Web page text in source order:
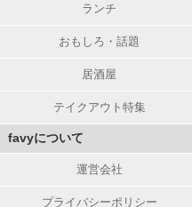
ランチ
おもしろ・話題
居酒屋
テイクアウト特集
favyについて
運営会社
プライバシーポリシー